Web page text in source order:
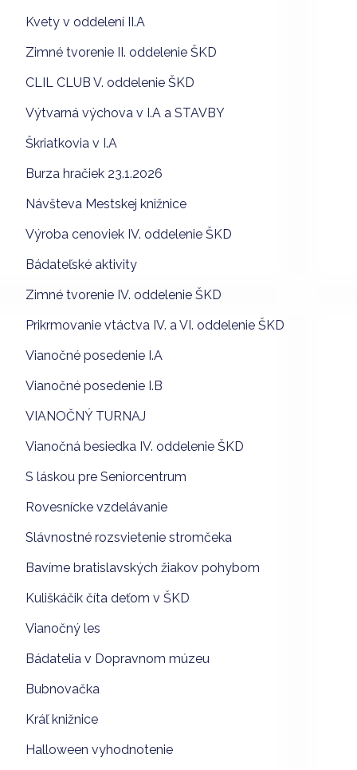
Kvety v oddelení II.A
Zimné tvorenie II. oddelenie ŠKD
CLIL CLUB V. oddelenie ŠKD
Výtvarná výchova v I.A a STAVBY
Škriatkovia v I.A
Burza hračiek 23.1.2026
Návšteva Mestskej knižnice
Výroba cenoviek IV. oddelenie ŠKD
Bádateľské aktivity
Zimné tvorenie IV. oddelenie ŠKD
Prikrmovanie vtáctva IV. a VI. oddelenie ŠKD
Vianočné posedenie I.A
Vianočné posedenie I.B
VIANOČNÝ TURNAJ
Vianočná besiedka IV. oddelenie ŠKD
S láskou pre Seniorcentrum
Rovesnícke vzdelávanie
Slávnostné rozsvietenie stromčeka
Bavíme bratislavských žiakov pohybom
Kuliškáčik číta deťom v ŠKD
Vianočný les
Bádatelia v Dopravnom múzeu
Bubnovačka
Kráľ knižnice
Halloween vyhodnotenie